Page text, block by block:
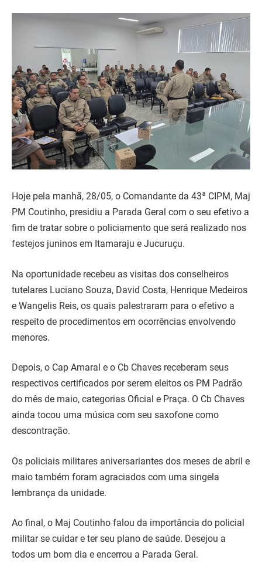
Hoje pela manhã, 28/05, o Comandante da 43ª CIPM, Maj
PM Coutinho, presidiu a Parada Geral com o seu efetivo a
fim de tratar sobre o policiamento que será realizado nos
festejos juninos em Itamaraju e Jucuruçu.
Na oportunidade recebeu as visitas dos conselheiros
tutelares Luciano Souza, David Costa, Henrique Medeiros
e Wangelis Reis, os quais palestraram para o efetivo a
respeito de procedimentos em ocorrências envolvendo
menores.
Depois, o Cap Amaral e o Cb Chaves receberam seus
respectivos certificados por serem eleitos os PM Padrão
do mês de maio, categorias Oficial e Praça. O Cb Chaves
ainda tocou uma música com seu saxofone como
descontração.
Os policiais militares aniversariantes dos meses de abril e
maio também foram agraciados com uma singela
lembrança da unidade.
Ao final, o Maj Coutinho falou da importância do policial
militar se cuidar e ter seu plano de saúde. Desejou a
todos um bom dia e encerrou a Parada Geral.